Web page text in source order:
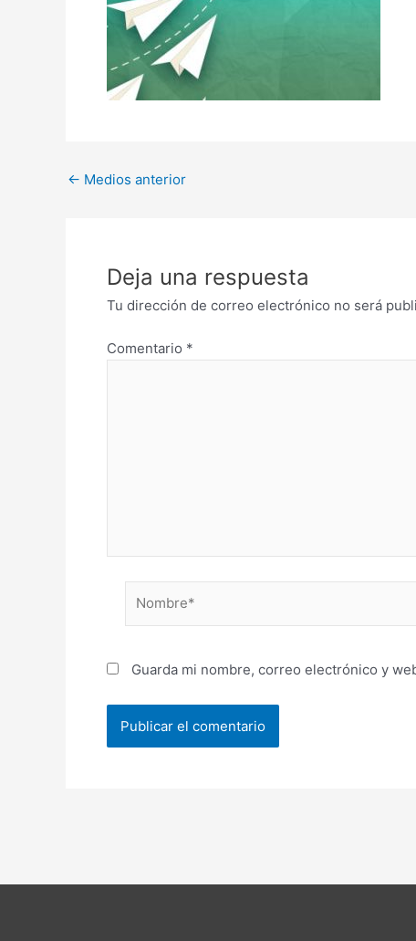
← Medios anterior
Deja una respuesta
Tu dirección de correo electrónico no será
Comentario *
Guarda mi nombre, correo electrónico y